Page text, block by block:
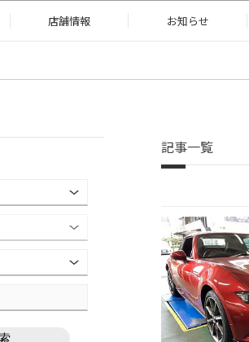
店舗情報 お知らせ
記事一覧